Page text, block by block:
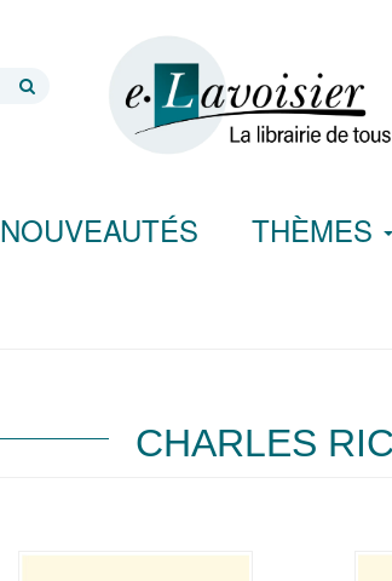
NOUVEAUTÉS THÈMES
CHARLES